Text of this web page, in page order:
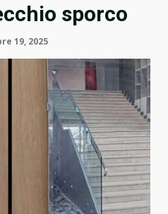
sporco
19, 2025